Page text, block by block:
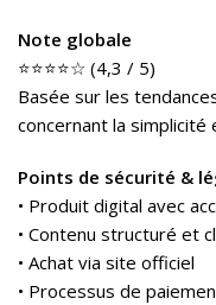
Note globale
⭐⭐⭐⭐☆ (4,3 / 5)
Basée sur les
concernant la
Points de sécurité &
• Produit digital avec
• Contenu structuré et
• Achat via site officiel
• Processus de